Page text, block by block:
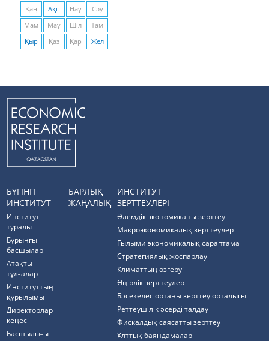
Қаң Ақп Нау
Сәу
Мам
Мау Шіл
Там
Қыр
Қаз Қар Жел
БҮГІНГІ
ИНСТИТУТ
Институт
туралы
Бұрынғы
басшылар
Атақты
тұлғалар
Институттың
құрылымы
Директорлар
кеңесі
Басшылығы
БАРЛЫҚ
ЖАҢАЛЫҚ
ИНСТИТУТ
ЗЕРТТЕУЛЕРІ
Әлемдік экономиканы зерттеу
Макроэкономикалық зерттеулер
Ғылыми экономикалық сараптама
Стратегиялық жоспарлау
Климаттың өзгеруі
Өңірлік зерттеулер
Бәсекелес ортаны зерттеу орталығы
Реттеушілік әсерді талдау
Фискалдық саясатты зерттеу
Ұлттық баяндамалар